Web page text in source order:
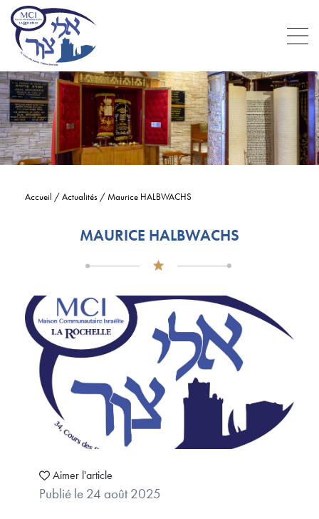
Accueil /Actualités /Maurice HALBWACHS
MAURICE HALBWACHS
Aimer l'article
Publié le 24 août 2025